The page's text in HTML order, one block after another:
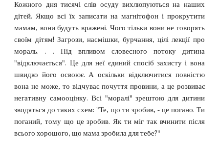
Кожного дня тисячі слів осуду вихлюпуються на наших
дітей. Якщо всі їх записати на магнітофон і прокрутити
мамам, вони будуть вражені. Чого тільки вони не говорять
своїм дітям! Загрози, насмішки, бурчання, цілі лекції про
мораль. . . Під впливом словесного потоку дитина
"відключається". Це для неї єдиний спосіб захисту і вона
швидко його освоює. А оскільки відключитися повністю
вона не може, то відчуває почуття провини, а це розвиває
негативну самооцінку. Всі "моралі" зрештою для дитини
зводяться до таких схем: "Те, що ти зробив, - це погано. Ти
поганий, тому що це зробив. Як ти міг так вчинити після
всього хорошого, що мама зробила для тебе?"